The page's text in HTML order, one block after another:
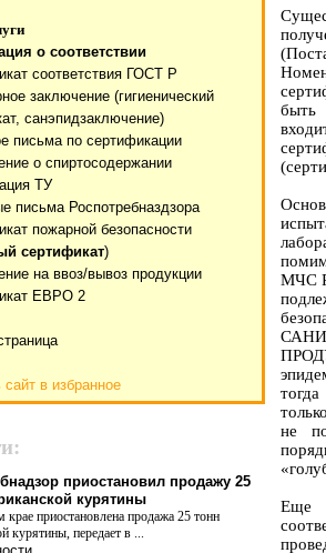
о соответствии
соответствия ГОСТ Р
заключение (гигиенический
санэпидзаключение)
письма по сертификации
о спиртосодержании
ТУ
письма Роспотребназдзора
пожарной безопасности
сертификат)
на ввоз/вывоз продукции
ЕВРО 2
сайт в избранное
приостановил продажу 25
курятины
крае приостановлена продажа 25 тонн
курятины, передает в ...
быть
МЧС
не
Еще